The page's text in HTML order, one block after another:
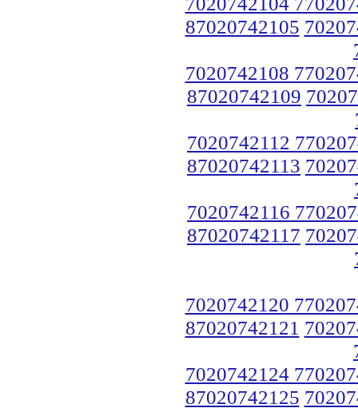
87020742105
7020742108
87020742109
7020742112
87020742113
7020742116
87020742117
7020742120
87020742121
7020742124
87020742125